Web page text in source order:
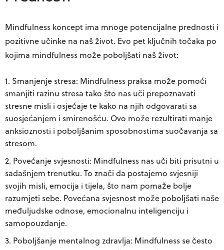
Mindfulness koncept ima mnoge potencijalne prednosti i
pozitivne učinke na naš život. Evo pet ključnih točaka po
kojima mindfulness može poboljšati naš život:
Smanjenje stresa: Mindfulness praksa može pomoći
smanjiti razinu stresa tako što nas uči prepoznavati
stresne misli i osjećaje te kako na njih odgovarati sa
suosjećanjem i smirenošću. Ovo može rezultirati manje
anksioznosti i poboljšanim sposobnostima suočavanja sa
stresom.
Povećanje svjesnosti: Mindfulness nas uči biti prisutni u
sadašnjem trenutku. To znači da postajemo svjesniji
svojih misli, emocija i tijela, što nam pomaže bolje
razumjeti sebe. Povećana svjesnost može poboljšati naše
međuljudske odnose, emocionalnu inteligenciju i
samopouzdanje.
Poboljšanje mentalnog zdravlja: Mindfulness se često